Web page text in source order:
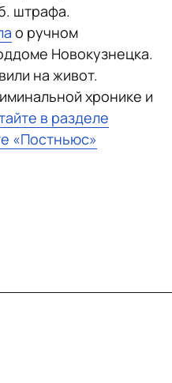
штрафа.
о ручном
Новокузнецка.
на живот.
хронике и
в разделе
«Постньюс»